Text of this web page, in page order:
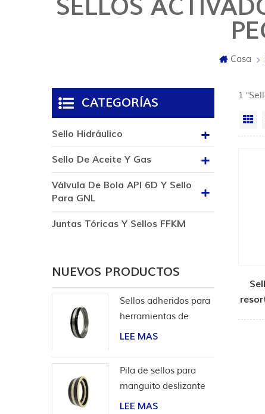
SELLOS
Casa
1
CATEGORÍAS
Sello Hidráulico
Sello De Aceite Y Gas
Válvula De Bola API 6D Y Sello
Para GNL
Juntas Tóricas Y Sellos FFKM
NUEVOS PRODUCTOS
Sellos adheridos para
herramientas de
terminación
LEE MAS
Pila de sellos para
manguito deslizante
de herramientas de
LEE MAS